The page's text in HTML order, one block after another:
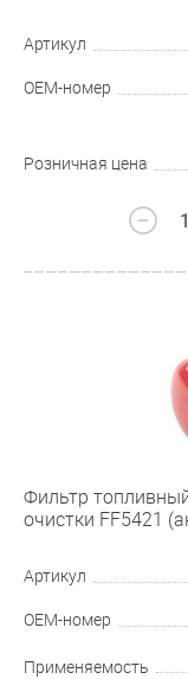
Артикул
OEM-номер
Розничная цена
Фильтр
очистки FF5421
Артикул
OEM-номер
Применяемость